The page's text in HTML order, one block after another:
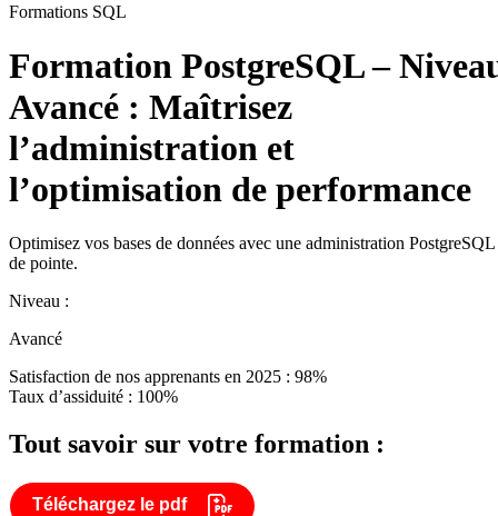
Formations SQL
Formation PostgreSQL –
Avancé : Maîtrisez
l’administration et
l’optimisation de performance
Optimisez vos bases de données avec une administration PostgreSQL
de pointe.
Niveau :
Avancé
Satisfaction de nos apprenants en 2025 : 98%
Taux d’assiduité : 100%
Tout savoir sur votre formation :
Téléchargez le pdf